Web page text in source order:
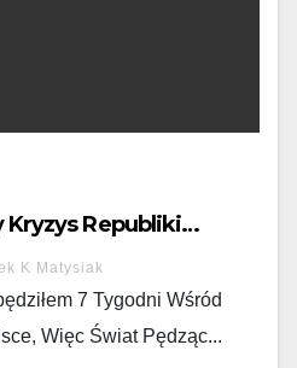
Kryzys Republiki…
K Matysiak
7 Tygodni Wśród
Więc Świat Pędząc...